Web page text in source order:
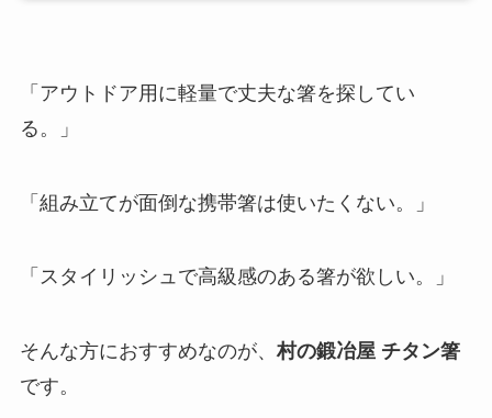
「アウトドア用に軽量で丈夫な箸を探してい
る。」
「組み立てが面倒な携帯箸は使いたくない。」
「スタイリッシュで高級感のある箸が欲しい。」
そんな方におすすめなのが、村の鍛冶屋 チタン箸
です。